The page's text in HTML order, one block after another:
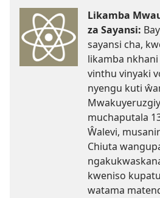
Likamba
za Sayansi:
sayansi cha,
likamba
vinthu vinyaki
nyengu kuti
muchaputala
Ŵalevi,
Chiuta
kweniso
watama